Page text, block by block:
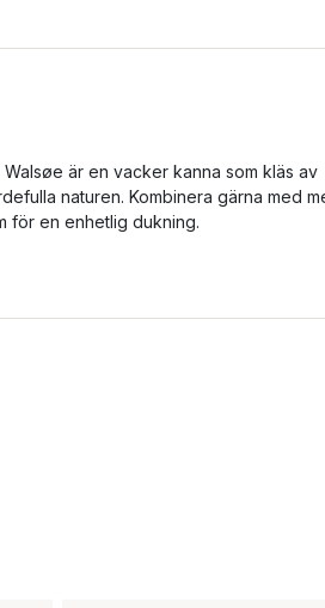
är en vacker kanna som kläs av
naturen. Kombinera gärna med
för en enhetlig dukning.